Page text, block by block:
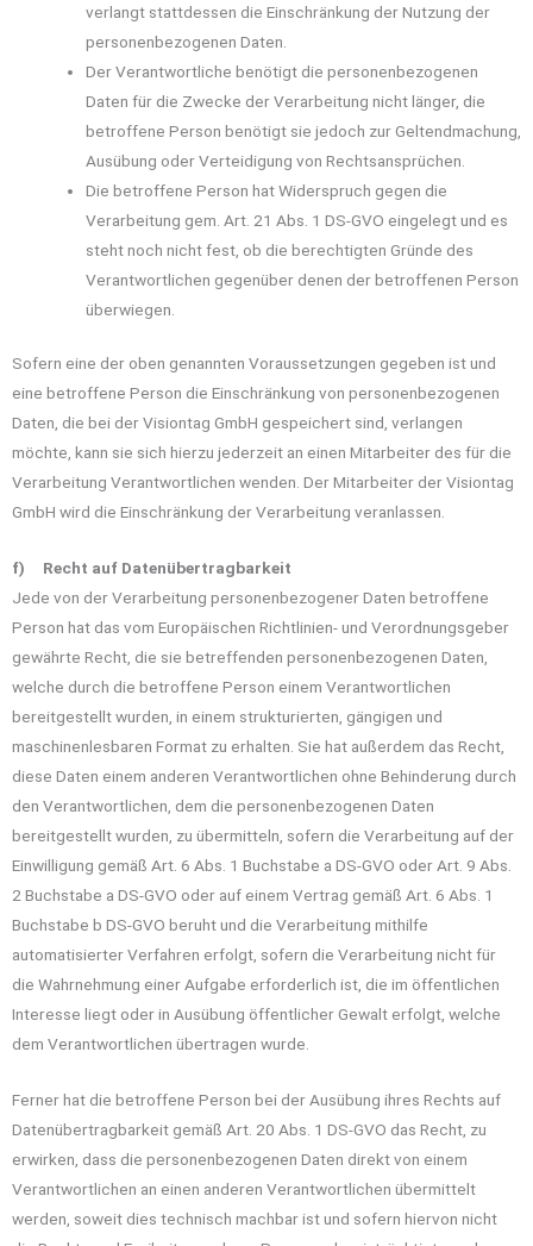
verlangt stattdessen die Einschränkung der Nutzung der
personenbezogenen Daten.
Der Verantwortliche benötigt die personenbezogenen
Daten für die Zwecke der Verarbeitung nicht länger, die
betroffene Person benötigt sie jedoch zur Geltendmachung,
Ausübung oder Verteidigung von Rechtsansprüchen.
Die betroffene Person hat Widerspruch gegen die
Verarbeitung gem. Art. 21 Abs. 1 DS-GVO eingelegt und es
steht noch nicht fest, ob die berechtigten Gründe des
Verantwortlichen gegenüber denen der betroffenen Person
überwiegen.
Sofern eine der oben genannten Voraussetzungen gegeben ist und
eine betroffene Person die Einschränkung von personenbezogenen
Daten, die bei der Visiontag GmbH gespeichert sind, verlangen
möchte, kann sie sich hierzu jederzeit an einen Mitarbeiter des für die
Verarbeitung Verantwortlichen wenden. Der Mitarbeiter der Visiontag
GmbH wird die Einschränkung der Verarbeitung veranlassen.
f) Recht auf Datenübertragbarkeit
Jede von der Verarbeitung personenbezogener Daten betroffene
Person hat das vom Europäischen Richtlinien- und Verordnungsgeber
gewährte Recht, die sie betreffenden personenbezogenen Daten,
welche durch die betroffene Person einem Verantwortlichen
bereitgestellt wurden, in einem strukturierten, gängigen und
maschinenlesbaren Format zu erhalten. Sie hat außerdem das Recht,
diese Daten einem anderen Verantwortlichen ohne Behinderung durch
den Verantwortlichen, dem die personenbezogenen Daten
bereitgestellt wurden, zu übermitteln, sofern die Verarbeitung auf der
Einwilligung gemäß Art. 6 Abs. 1 Buchstabe a DS-GVO oder Art. 9 Abs.
2 Buchstabe a DS-GVO oder auf einem Vertrag gemäß Art. 6 Abs. 1
Buchstabe b DS-GVO beruht und die Verarbeitung mithilfe
automatisierter Verfahren erfolgt, sofern die Verarbeitung nicht für
die Wahrnehmung einer Aufgabe erforderlich ist, die im öffentlichen
Interesse liegt oder in Ausübung öffentlicher Gewalt erfolgt, welche
dem Verantwortlichen übertragen wurde.
Ferner hat die betroffene Person bei der Ausübung ihres Rechts auf
Datenübertragbarkeit gemäß Art. 20 Abs. 1 DS-GVO das Recht, zu
erwirken, dass die personenbezogenen Daten direkt von einem
Verantwortlichen an einen anderen Verantwortlichen übermittelt
werden, soweit dies technisch machbar ist und sofern hiervon nicht